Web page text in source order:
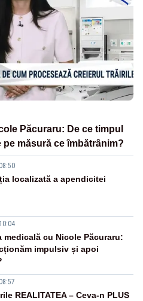
Păcuraru: De ce timpul
pe măsură ce îmbătrânim?
localizată a apendicitei
medicală cu Nicole Păcuraru:
impulsiv și apoi
REALITATEA – Ceva-n PLUS